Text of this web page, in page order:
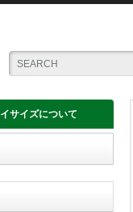
イサイズについて